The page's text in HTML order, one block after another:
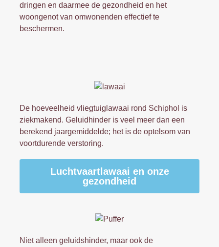
dringen en daarmee de gezondheid en het
woongenot van omwonenden effectief te
beschermen.
De hoeveelheid vliegtuiglawaai rond Schiphol is
ziekmakend. Geluidhinder is veel meer dan een
berekend jaargemiddelde; het is de optelsom van
voortdurende verstoring.
Luchtvaartlawaai en onze
gezondheid
Niet alleen geluidshinder, maar ook de